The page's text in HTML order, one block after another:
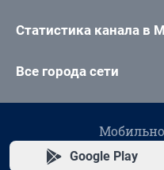
Статистика канала в
Все города сети
Google Play